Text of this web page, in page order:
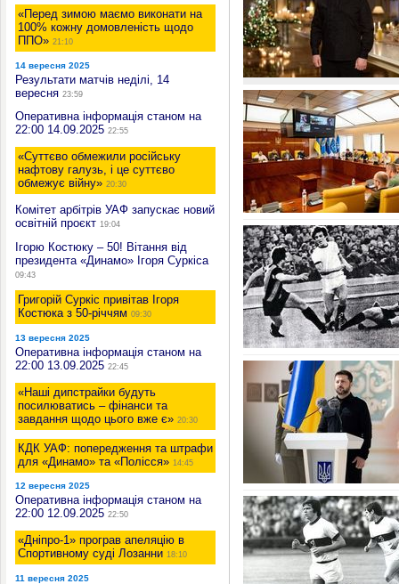
«Перед зимою маємо виконати на
100% кожну домовленість щодо
ППО» 21:10
14 вересня 2025
Результати матчів неділі, 14
вересня 23:59
Оперативна інформація станом на
22:00 14.09.2025 22:55
«Суттєво обмежили російську
нафтову галузь, і це суттєво
обмежує війну» 20:30
Комітет арбітрів УАФ запускає новий
освітній проєкт 19:04
Ігорю Костюку – 50! Вітання від
президента «Динамо» Ігоря Суркіса
09:43
Григорій Суркіс привітав Ігоря
Костюка з 50-річчям 09:30
13 вересня 2025
Оперативна інформація станом на
22:00 13.09.2025 22:45
«Наші дипстрайки будуть
посилюватись – фінанси та
завдання щодо цього вже є» 20:30
КДК УАФ: попередження та штрафи
для «Динамо» та «Полісся» 14:45
12 вересня 2025
Оперативна інформація станом на
22:00 12.09.2025 22:50
«Дніпро-1» програв апеляцію в
Спортивному суді Лозанни 18:10
11 вересня 2025